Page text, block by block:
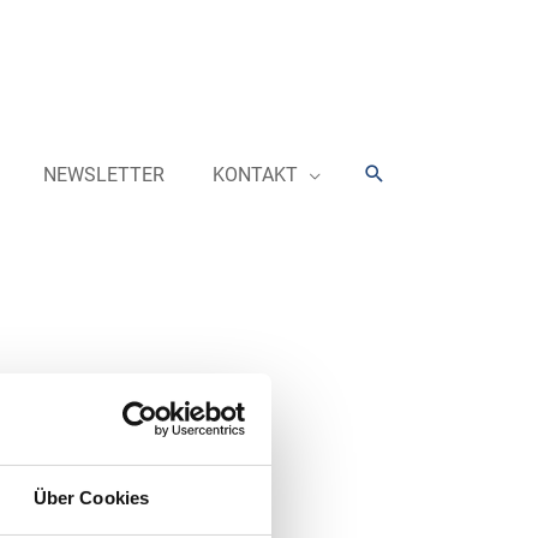
Über Cookies
NEWSLETTER KONTAKT Suchen
AC- vs. DC-Elektroauto-